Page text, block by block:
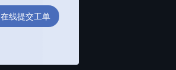
在线提交工单